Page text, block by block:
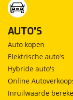
AUTO'S
Auto kopen
Elektrische auto's
Hybride auto's
Online
Inruilwaarde